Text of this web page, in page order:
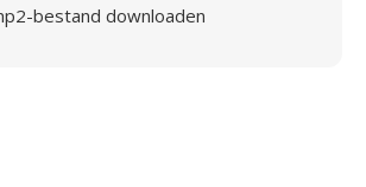
bestand downloaden